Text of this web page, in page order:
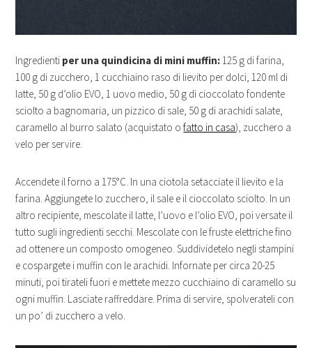
Ingredienti per una quindicina di mini muffin: 125 g di farina,
100 g di zucchero, 1 cucchiaino raso di lievito per dolci, 120 ml di
latte, 50 g d’olio EVO, 1 uovo medio, 50 g di cioccolato fondente
sciolto a bagnomaria, un pizzico di sale, 50 g di arachidi salate,
caramello al burro salato (acquistato ofatto in casa), zucchero a
velo per servire.
Accendete il forno a 175°C. In una ciotola setacciate il lievito e la
farina. Aggiungete lo zucchero, il sale e il cioccolato sciolto. In un
altro recipiente, mescolate il latte, l’uovo e l’olio EVO, poi versate il
tutto sugli ingredienti secchi. Mescolate con le fruste elettriche fino
ad ottenere un composto omogeneo. Suddividetelo negli stampini
e cospargete i muffin con le arachidi. Infornate per circa 20-25
minuti, poi tirateli fuori e mettete mezzo cucchiaino di caramello su
ogni muffin. Lasciate raffreddare. Prima di servire, spolverateli con
un po’ di zucchero a velo.